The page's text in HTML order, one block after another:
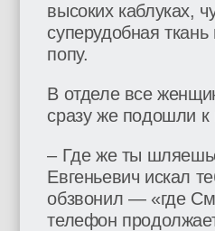
высоких каблуках,
суперудобная
попу.
В отделе все
сразу же подошли к
– Где же ты
Евгеньевич искал
обзвонил — «где
телефон